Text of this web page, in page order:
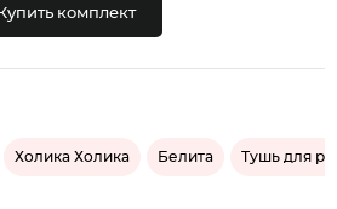
Купить комплект
Холика Холика Белита Тушь для